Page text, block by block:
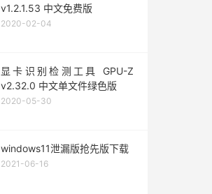
v1.2.1.53 中文免费版
2020-02-04
显卡识别检测工具 GPU-Z
v2.32.0 中文单文件绿色版
2020-05-30
windows11泄漏版抢先版下载
2021-06-16